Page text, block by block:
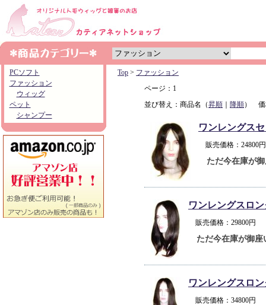
PCソフト
ファッション
ウィッグ
ペット
シャンプー
Top > ファッション
ページ：1
並び替え：商品名（昇順 降順） 価
ワンレングス
販売価格：
ただ今在庫が
ワンレングスロ
販売価格：29800
ただ今在庫が御座
ワンレングスロ
販売価格：34800